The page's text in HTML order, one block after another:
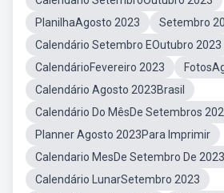
PlanilhaAgosto 2023
Setembro
Calendário Setembro EOutubro 2023
CalendárioFevereiro 2023
Calendário Agosto 2023Brasil
Calendário Do MêsDe Setembros
Planner Agosto 2023Para Imprimir
Calendario MesDe Setembro De 2023
Calendário LunarSetembro 2023